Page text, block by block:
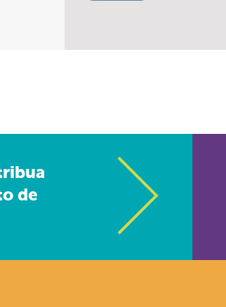
de